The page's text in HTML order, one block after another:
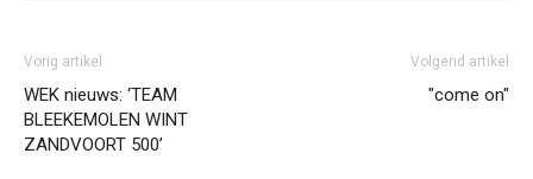
Vorig artikel
WEK nieuws: ‘TEAM
BLEEKEMOLEN WINT
ZANDVOORT 500’
Volgend artikel
"come on"